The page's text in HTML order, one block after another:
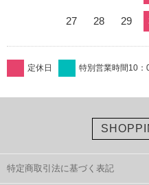
27 28 29
定休日 特別営業時間10
特定商取引法に基づく表記